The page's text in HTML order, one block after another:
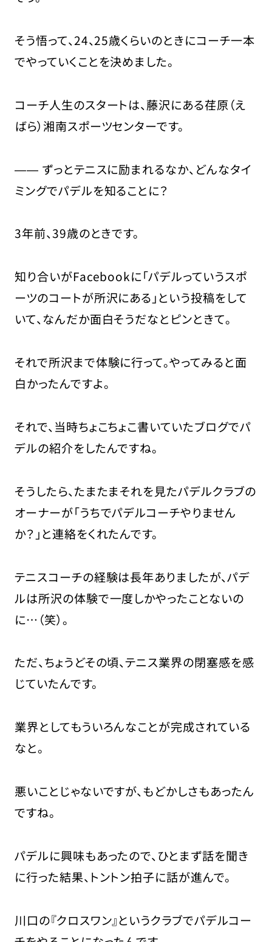
そう悟って、24、25歳くらいのときにコーチ一本
でやっていくことを決めました。
コーチ人生のスタートは、藤沢にある荏原（え
ばら）湘南スポーツセンターです。
―― ずっとテニスに励まれるなか、どんなタイ
ミングでパデルを知ることに？
3年前、39歳のときです。
知り合いがFacebookに「パデルっていうスポ
ーツのコートが所沢にある」という投稿をして
いて、なんだか面白そうだなとピンときて。
それで所沢まで体験に行って。やってみると面
白かったんですよ。
それで、当時ちょこちょこ書いていたブログでパ
デルの紹介をしたんですね。
そうしたら、たまたまそれを見たパデルクラブの
オーナーが「うちでパデルコーチやりません
か？」と連絡をくれたんです。
テニスコーチの経験は長年ありましたが、パデ
ルは所沢の体験で一度しかやったことないの
に…（笑）。
ただ、ちょうどその頃、テニス業界の閉塞感を感
じていたんです。
業界としてもういろんなことが完成されている
なと。
悪いことじゃないですが、もどかしさもあったん
ですね。
パデルに興味もあったので、ひとまず話を聞き
に行った結果、トントン拍子に話が進んで。
川口の『クロスワン』というクラブでパデルコー